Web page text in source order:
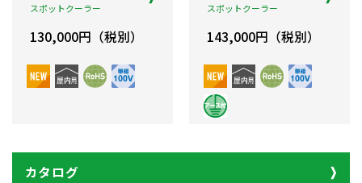
スポットクーラー
130,000円（税別）
スポットクーラー
143,000円（税別）
カタログ